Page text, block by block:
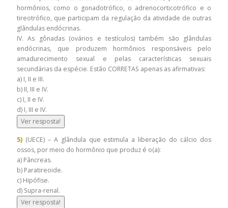
hormônios, como o gonadotrófico, o adrenocorticotrófico e o
tireotrófico, que participam da regulação da atividade de outras
glândulas endócrinas.
IV. As gônadas (ovários e testículos) também são glândulas
endócrinas, que produzem hormônios responsáveis pelo
amadurecimento sexual e pelas características sexuais
secundárias da espécie. Estão CORRETAS apenas as afirmativas:
a) I, II e III.
b) II, III e IV.
c) I, II e IV.
d) I, III e IV.
Ver resposta!
5) (UECE) – A glândula que estimula a liberação do cálcio dos
ossos, por meio do hormônio que produz é o(a):
a) Pâncreas.
b) Paratireoide.
c) Hipófise.
d) Supra-renal.
Ver resposta!